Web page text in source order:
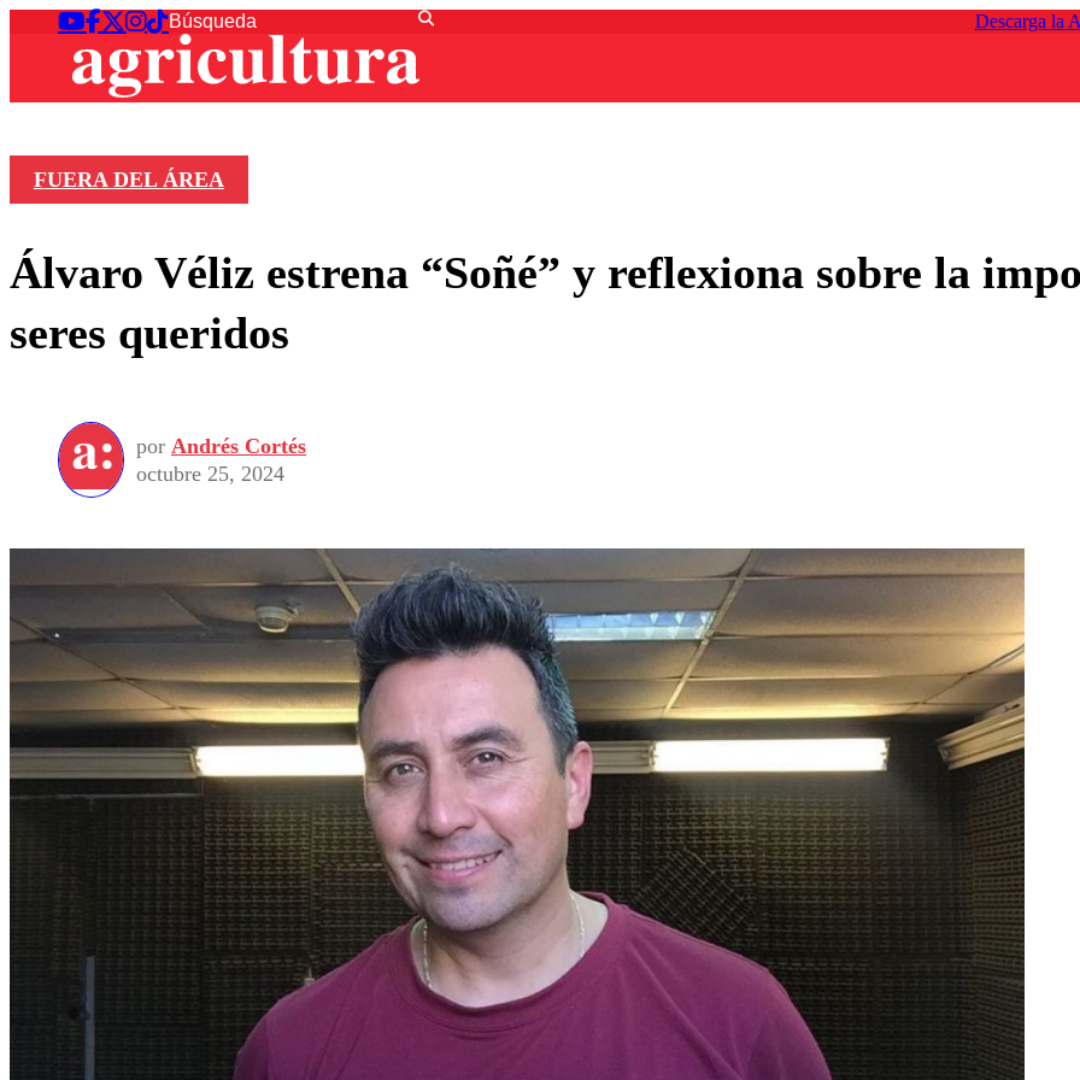
Descarga la
FUERA DEL ÁREA
Álvaro Véliz estrena “Soñé” y reflexiona sobre la
seres queridos
por Andrés Cortés
octubre 25, 2024